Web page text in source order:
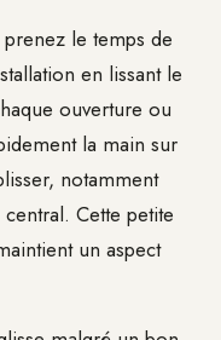
le temps de
en lissant le
ouverture ou
la main sur
notamment
Cette petite
un aspect